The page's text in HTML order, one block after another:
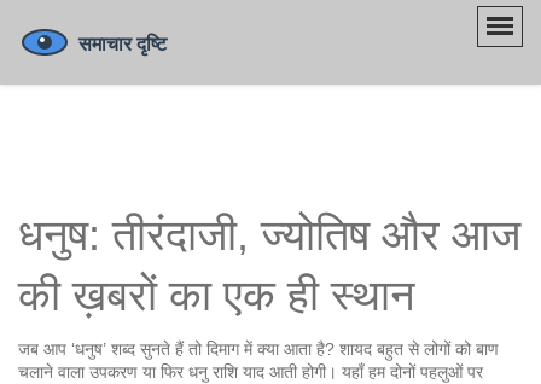
धनुष: तीरंदाजी, ज्योतिष और आज
की ख़बरों का एक ही स्थान
जब आप ‘धनुष’ शब्द सुनते हैं तो दिमाग में क्या आता है? शायद बहुत से लोगों को बाण
चलाने वाला उपकरण या फिर धनु राशि याद आती होगी। यहाँ हम दोनों पहलुओं पर